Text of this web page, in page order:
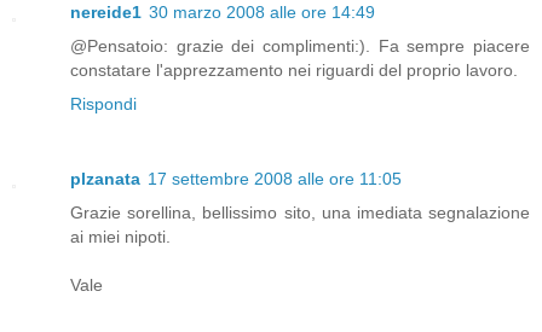
nereide1 30 marzo 2008 alle ore 14:49
@Pensatoio: grazie dei complimenti:). Fa sempre piacere
constatare l'apprezzamento nei riguardi del proprio lavoro.
Rispondi
plzanata 17 settembre 2008 alle ore 11:05
Grazie sorellina, bellissimo sito, una imediata segnalazione
ai miei nipoti.
Vale